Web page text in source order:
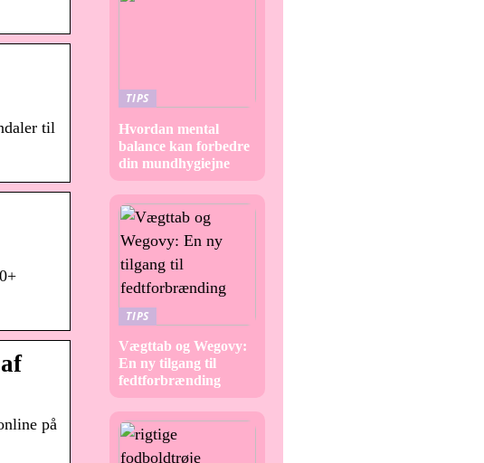
til
på
TIPS
Hvordan mental
balance kan forbedre
din mundhygiejne
TIPS
Vægttab og Wegovy:
En ny tilgang til
fedtforbrænding